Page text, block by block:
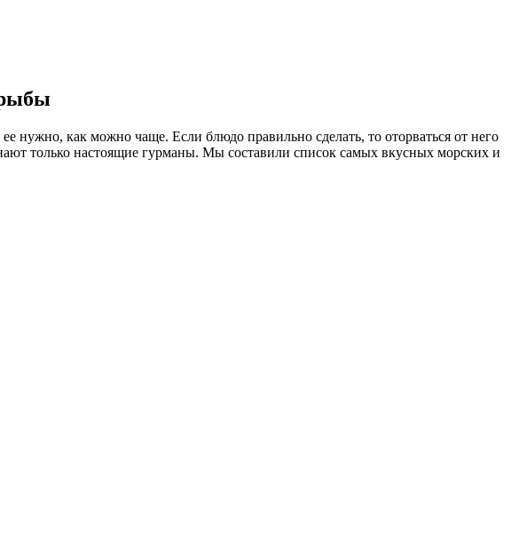
ее нужно, как можно чаще. Если блюдо правильно сделать, то оторваться от него
только настоящие гурманы. Мы составили список самых вкусных морских и